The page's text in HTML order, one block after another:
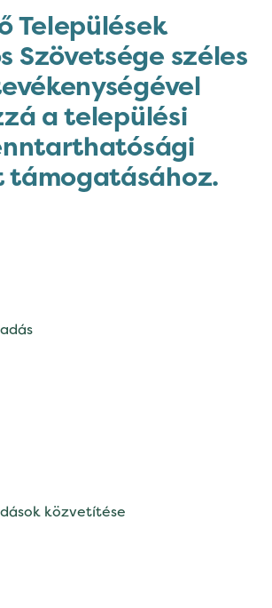
Települések
Szövetsége széles
a települési
támogatásához.
közvetítése